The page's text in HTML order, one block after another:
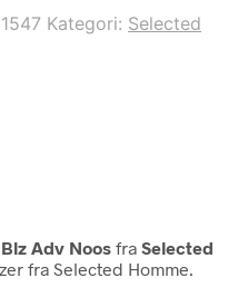
Kategori: Selected
Adv Noos fra Selected
fra Selected Homme.